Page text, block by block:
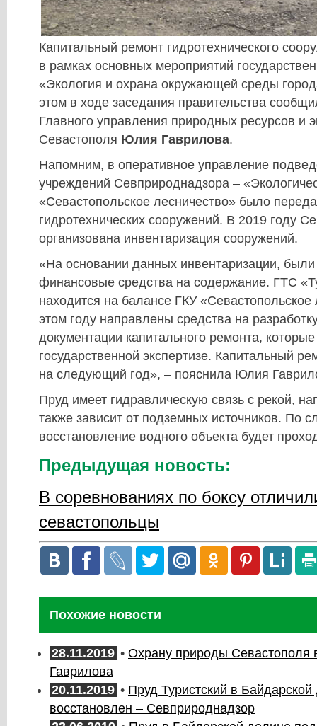
Капитальный ремонт гидротехнического
в рамках основных мероприятий
«Экология и охрана окружающей среды
этом в ходе заседания правительства
Главного управления природных ресурсов и
Севастополя Юлия Гаврилова.
Напомним, в оперативное управление
учреждений Севприроднадзора –
«Севастопольское лесничество» было
гидротехнических сооружений. В 2019 году
организована инвентаризация сооружений.
«На основании данных инвентаризации,
финансовые средства на содержание. ГТС
находится на балансе ГКУ «Севастопольское
этом году направлены средства на
документации капитального ремонта,
государственной экспертизе. Капитальный
на следующий год», – пояснила Юлия
Пруд имеет гидравлическую связь с рекой,
также зависит от подземных источников. По
восстановление водного объекта будет
Предыдущая новость:
В соревнованиях по боксу
севастопольцы
Похожие новости
28.11.2019 • Охрану природы Севастополя
Гаврилова
20.11.2019 • Пруд Туристский в Байдарской
восстановлен – Севприроднадзор